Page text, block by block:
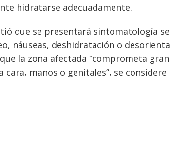
hidratarse adecuadamente.
que se presentará sintomatología
náuseas, deshidratación o
la zona afectada “comprometa
manos o genitales”, se considere